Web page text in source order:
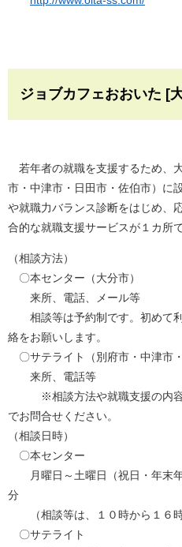
ジョブカフェおおいた [
若年者の就職を支援するため、
市・中津市・日田市・佐伯市）に
や就職力バランス診断をはじめ、
合的な就職支援サービスが１カ所
（相談方法）
〇本センター（大分市）
来所、電話、メール等
相談等は予約制です。初めて利
絡をお願いします。
〇サテライト（別府市・中津市
来所、電話等
※相談方法や就職支援の内容
でお問合せください。
（相談日時）
〇本センター
月曜日～土曜日（祝日・年末
分
（相談等は、１０時から１６時
〇サテライト